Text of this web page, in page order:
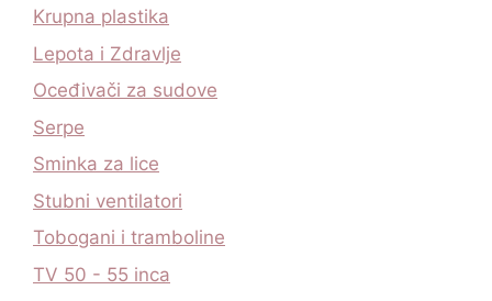
Krupna plastika
Lepota i Zdravlje
Oceđivači za sudove
Serpe
Sminka za lice
Stubni ventilatori
Tobogani i tramboline
TV 50 - 55 inca